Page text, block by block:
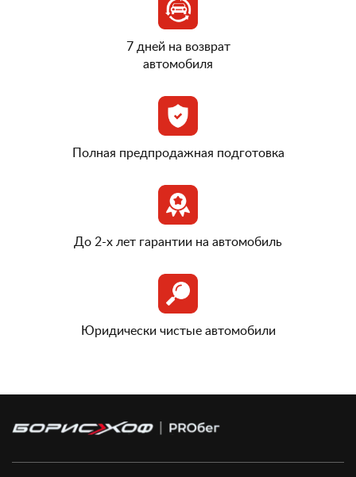
7 дней на возврат
автомобиля
Полная предпродажная подготовка
До 2-х лет гарантии на автомобиль
Юридически чистые автомобили